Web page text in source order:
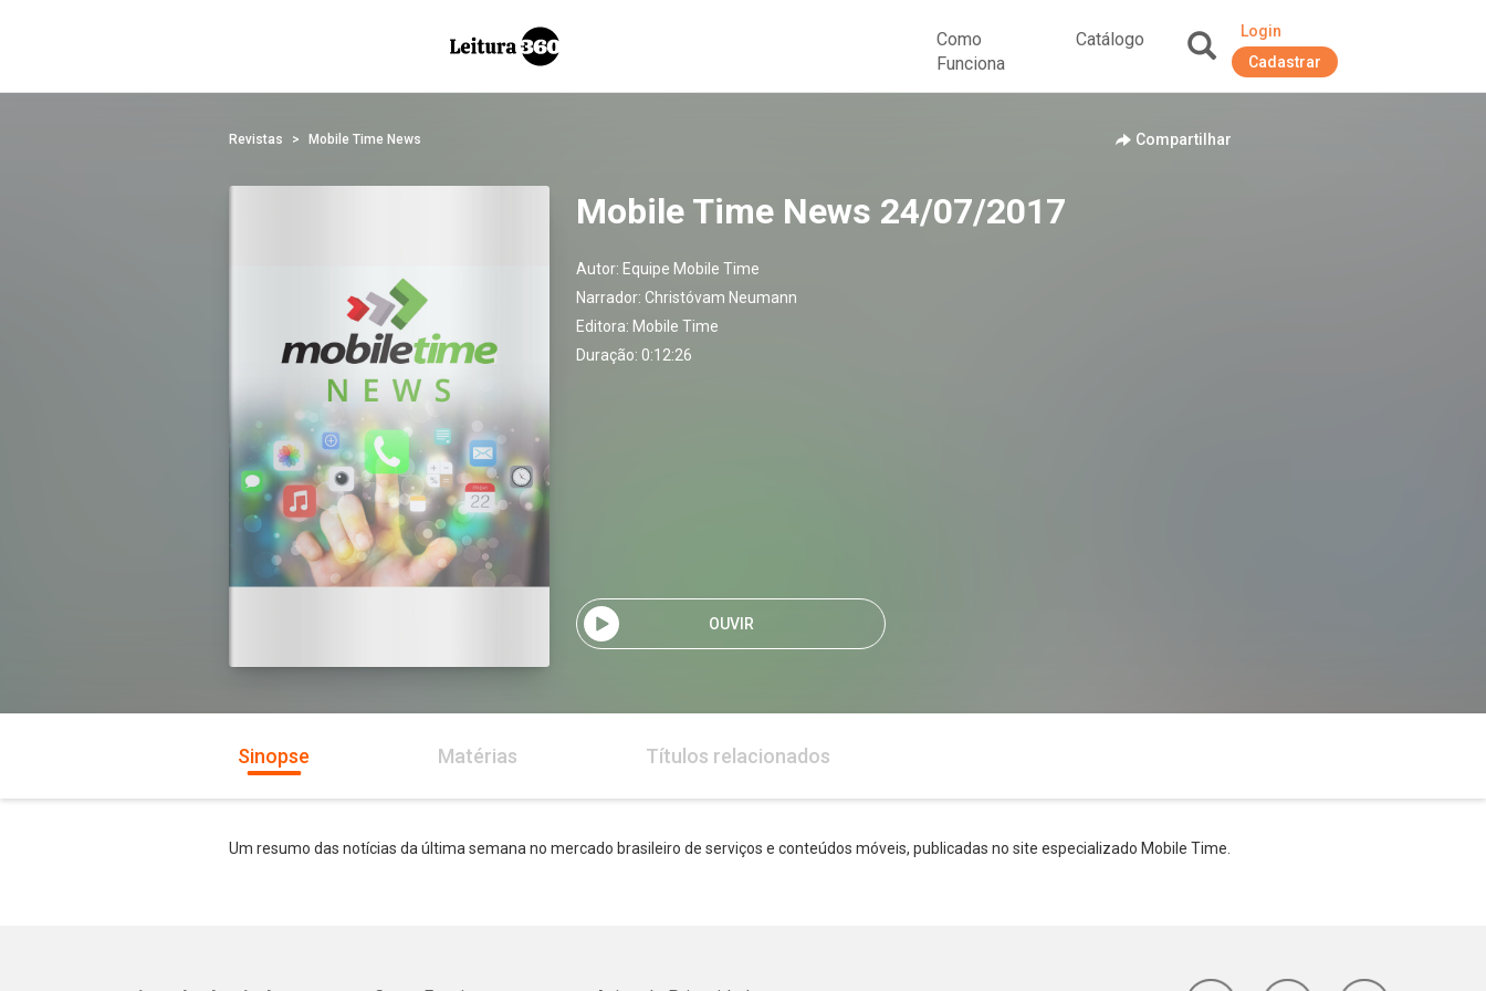
Como
Funciona
Catálogo
Login
Cadastrar
Revistas Mobile Time News Compartilhar
Mobile Time News 24/07/2017
Autor: Equipe Mobile Time
Narrador: Christóvam Neumann
Editora: Mobile Time
Duração: 0:12:26
OUVIR
Sinopse Matérias Títulos relacionados
Um resumo das notícias da última semana no mercado brasileiro de serviços e conteúdos móveis, publicadas no site especializado Mobile Time.
Whatsapp Facebook Twitter E-mail